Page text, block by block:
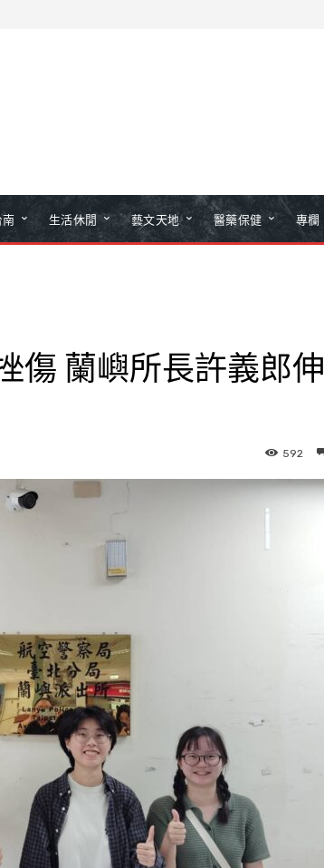
南 生活休閒 藝文天地 醫藥保健 專欄
傷 蘭嶼所長許義郎伸
592